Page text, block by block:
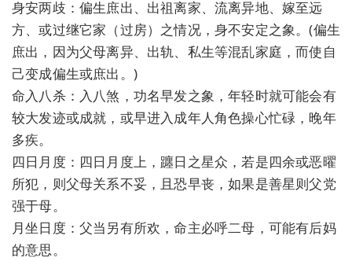
身安两歧：偏生庶出、出祖离家、流离异地、嫁至远
方、或过继它家（过房）之情况，身不安定之象。(偏生
庶出，因为父母离异、出轨、私生等混乱家庭，而使自
己变成偏生或庶出。)
命入八杀：入八煞，功名早发之象，年轻时就可能会有
较大发迹或成就，或早进入成年人角色操心忙碌，晚年
多疾。
四日月度：四日月度上，躔日之星众，若是四余或恶曜
所犯，则父母关系不妥，且恐早丧，如果是善星则父党
强于母。
月坐日度：父当另有所欢，命主必呼二母，可能有后妈
的意思。